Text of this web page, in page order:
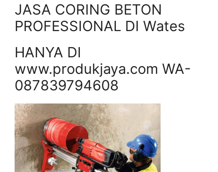
JASA CORING BETON
PROFESSIONAL DI Wates
HANYA DI
www.produkjaya.com WA-
087839794608